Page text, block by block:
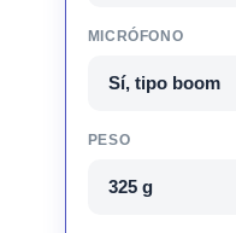
MICRÓFONO
Sí, tipo boom
PESO
325 g